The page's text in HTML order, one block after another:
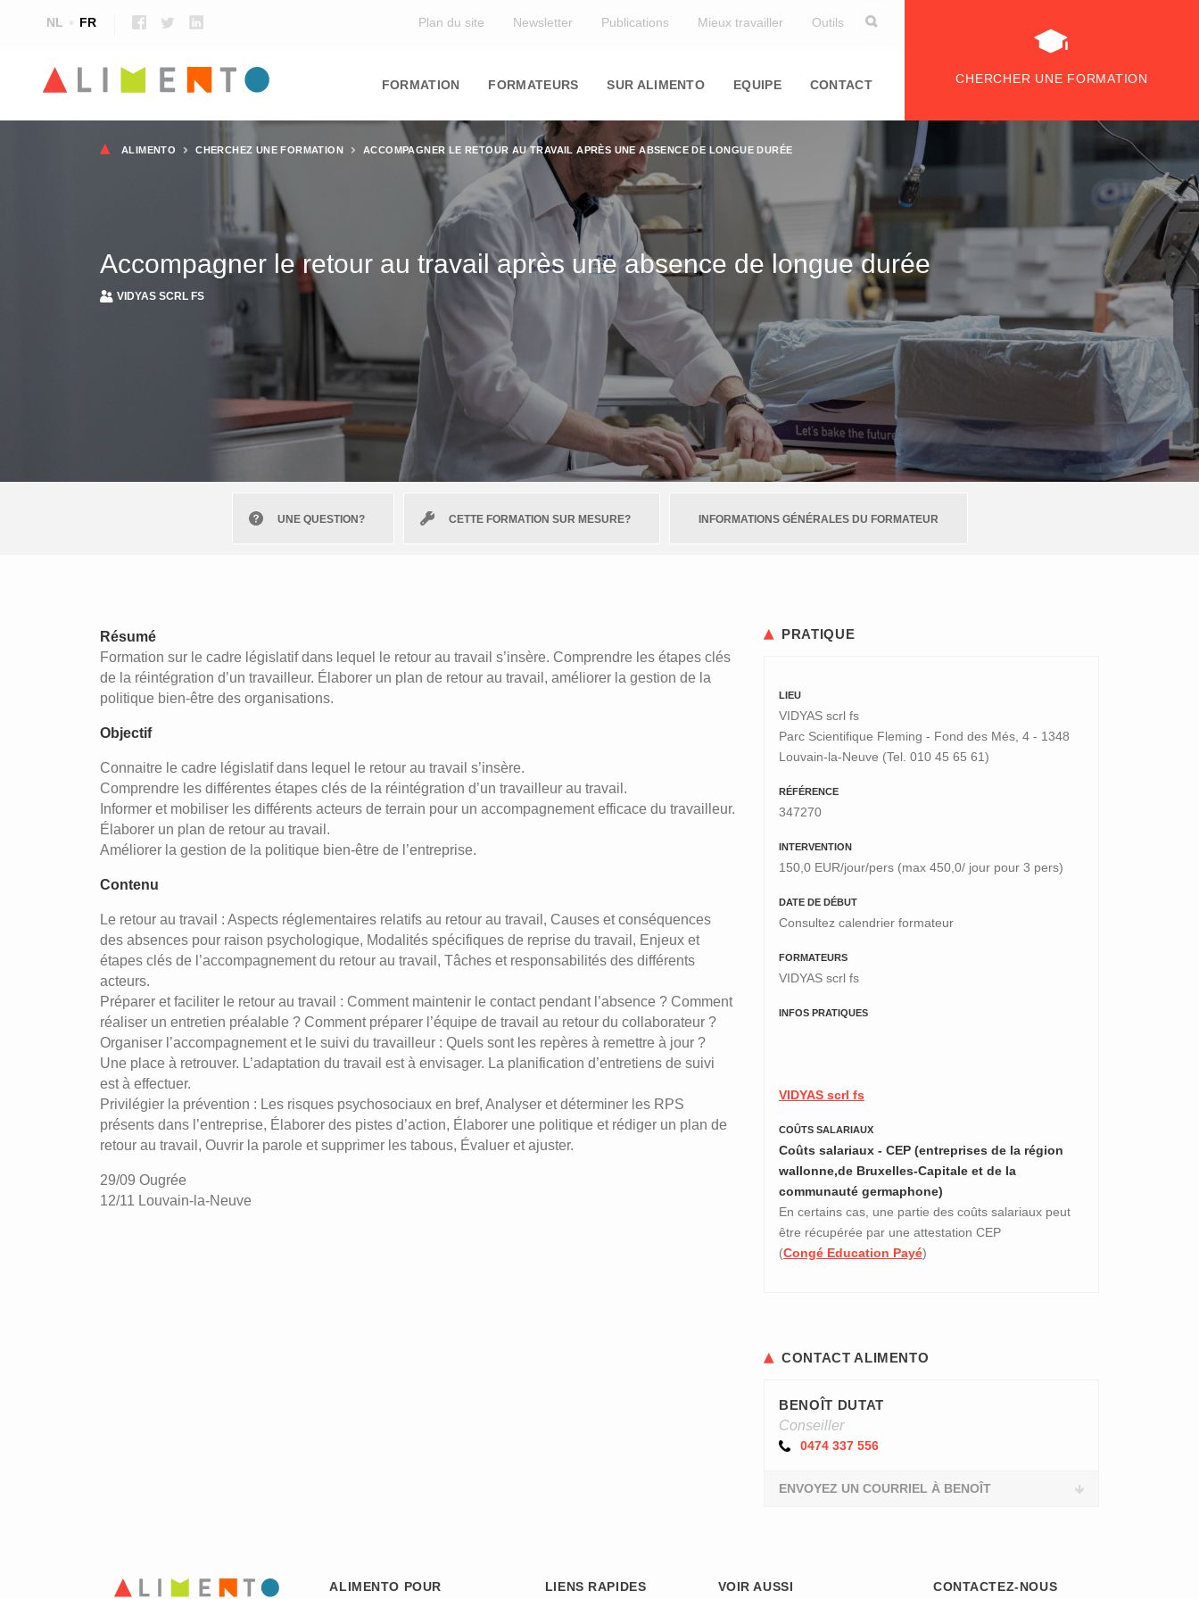
NL FR Plan du site Newsletter Publications Mieux travailler Outils
navigation
FORMATION FORMATEURS SUR ALIMENTO EQUIPE CONTACT CHERCHER UNE FORMATION
Fil
ALIMENTO CHERCHEZ UNE FORMATION ACCOMPAGNER LE RETOUR AU TRAVAIL APRÈS UNE ABSENCE DE LONGUE DURÉE
Accompagner le retour au travail après une absence de longue durée
VIDYAS SCRL FS
UNE QUESTION? CETTE FORMATION SUR MESURE? INFORMATIONS GÉNÉRALES DU FORMATEUR
Résumé
Formation sur le cadre législatif dans lequel le retour au travail s’insère. Comprendre les étapes clés
de la réintégration d’un travailleur. Élaborer un plan de retour au travail, améliorer la gestion de la
politique bien-être des organisations.
Objectif
Connaitre le cadre législatif dans lequel le retour au travail s’insère.
Comprendre les différentes étapes clés de la réintégration d’un travailleur au travail.
Informer et mobiliser les différents acteurs de terrain pour un accompagnement efficace du travailleur.
Élaborer un plan de retour au travail.
Améliorer la gestion de la politique bien-être de l’entreprise.
Contenu
Le retour au travail : Aspects réglementaires relatifs au retour au travail, Causes et conséquences
des absences pour raison psychologique, Modalités spécifiques de reprise du travail, Enjeux et
étapes clés de l’accompagnement du retour au travail, Tâches et responsabilités des différents
acteurs.
Préparer et faciliter le retour au travail : Comment maintenir le contact pendant l’absence ? Comment
réaliser un entretien préalable ? Comment préparer l’équipe de travail au retour du collaborateur ?
Organiser l’accompagnement et le suivi du travailleur : Quels sont les repères à remettre à jour ?
Une place à retrouver. L’adaptation du travail est à envisager. La planification d’entretiens de suivi
est à effectuer.
Privilégier la prévention : Les risques psychosociaux en bref, Analyser et déterminer les RPS
présents dans l’entreprise, Élaborer des pistes d’action, Élaborer une politique et rédiger un plan de
retour au travail, Ouvrir la parole et supprimer les tabous, Évaluer et ajuster.
29/09 Ougrée
12/11 Louvain-la-Neuve
PRATIQUE
LIEU
VIDYAS scrl fs
Parc Scientifique Fleming - Fond des Més, 4 - 1348
Louvain-la-Neuve (Tel. 010 45 65 61)
RÉFÉRENCE
347270
INTERVENTION
150,0 EUR/jour/pers (max 450,0/ jour pour 3 pers)
DATE DE DÉBUT
Consultez calendrier formateur
FORMATEURS
VIDYAS scrl fs
INFOS PRATIQUES
VIDYAS scrl fs
COÛTS SALARIAUX
Coûts salariaux - CEP (entreprises de la région
wallonne,de Bruxelles-Capitale et de la
communauté germaphone)
En certains cas, une partie des coûts salariaux peut
être récupérée par une attestation CEP
(Congé Education Payé)
CONTACT ALIMENTO
BENOÎT DUTAT
Conseiller
0474 337 556
ENVOYEZ UN COURRIEL À BENOÎT
ALIMENTO POUR LIENS RAPIDES VOIR AUSSI CONTACTEZ-NOUS